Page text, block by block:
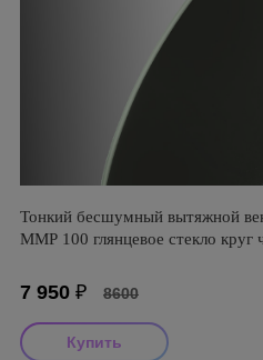
Тонкий бесшумный вытяжной
ММР 100 глянцевое стекло круг
7 950 ₽ 8600